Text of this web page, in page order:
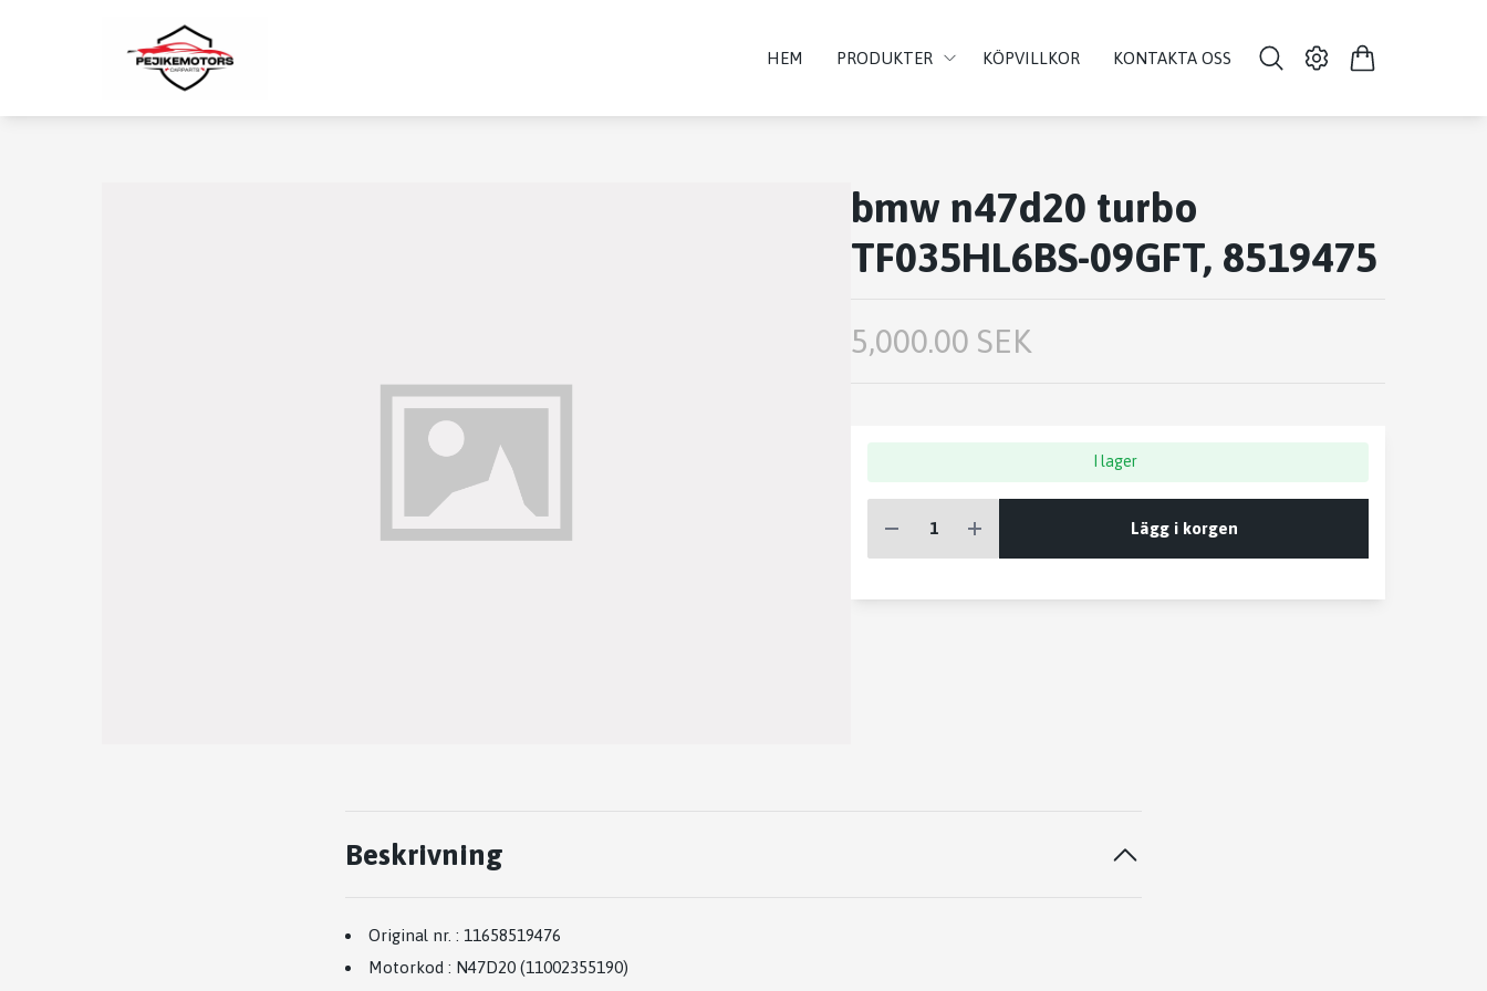
HEM PRODUKTER KÖPVILLKOR KONTAKTA OSS
bmw n47d20 turbo
TF035HL6BS-09GFT, 8519475
5,000.00 SEK
I lager
Lägg i korgen
Beskrivning
Original nr. : 11658519476
Motorkod : N47D20 (11002355190)